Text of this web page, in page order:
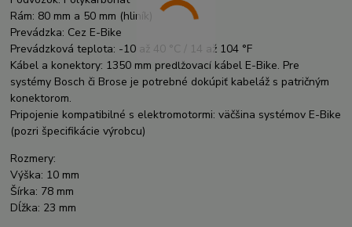
Rám: 80 mm a 50 mm (hliník)
Prevádzka: Cez E-Bike
Prevádzková teplota: -10 až 40 °C / 14 až 104 °F
Kábel a konektory: 1350 mm predlžovací kábel E-Bike. Pre
systémy Bosch či Brose je potrebné dokúpiť kabeláž s patričným
konektorom.
Pripojenie kompatibilné s elektromotormi: väčšina systémov E-Bike
(pozri špecifikácie výrobcu)
Rozmery:
Výška: 10 mm
Šírka: 78 mm
Dĺžka: 23 mm